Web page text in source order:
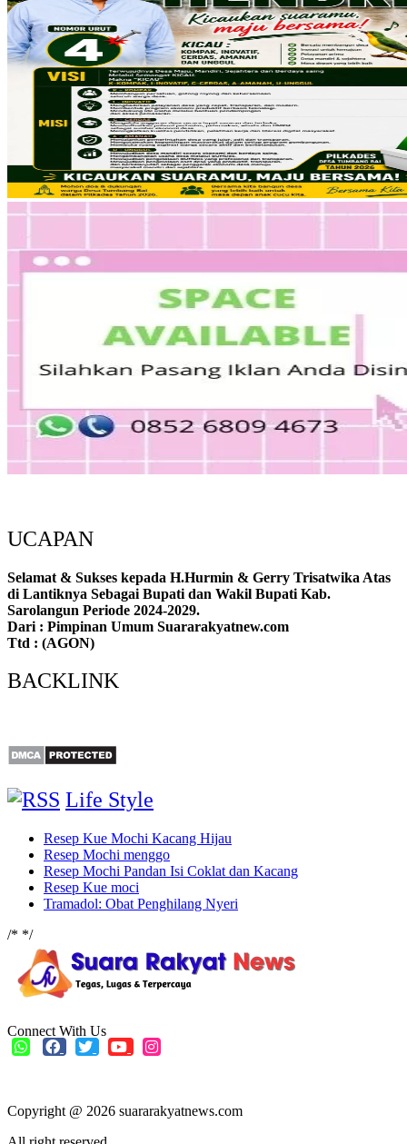
UCAPAN
Selamat & Sukses kepada H.Hurmin & Gerry Trisatwika Atas
di Lantiknya Sebagai Bupati dan Wakil Bupati Kab.
Sarolangun Periode 2024-2029.
Dari : Pimpinan Umum Suararakyatnew.com
Ttd : (AGON)
BACKLINK
Life Style
Resep Kue Mochi Kacang Hijau
Resep Mochi menggo
Resep Mochi Pandan Isi Coklat dan Kacang
Resep Kue moci
Tramadol: Obat Penghilang Nyeri
/* */
Connect With Us
Copyright @ 2026 suararakyatnews.com